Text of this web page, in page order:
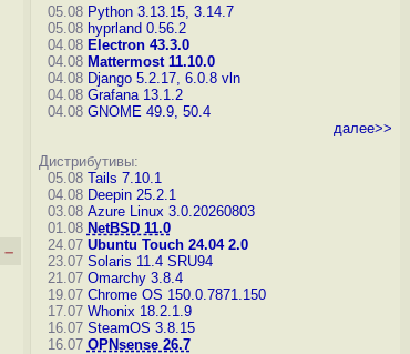
–
05.08 Python 3.13.15, 3.14.7
05.08 hyprland 0.56.2
04.08 Electron 43.3.0
04.08 Mattermost 11.10.0
04.08 Django 5.2.17, 6.0.8 vln
04.08 Grafana 13.1.2
04.08 GNOME 49.9, 50.4
далее>>
Дистрибутивы:
05.08 Tails 7.10.1
04.08 Deepin 25.2.1
03.08 Azure Linux 3.0.20260803
01.08 NetBSD 11.0
24.07 Ubuntu Touch 24.04 2.0
23.07 Solaris 11.4 SRU94
21.07 Omarchy 3.8.4
19.07 Chrome OS 150.0.7871.150
17.07 Whonix 18.2.1.9
16.07 SteamOS 3.8.15
16.07 OPNsense 26.7